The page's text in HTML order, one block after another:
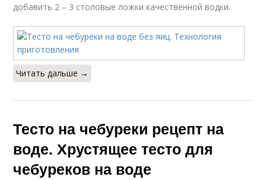
добавить 2 – 3 столовые ложки качественной водки.
Читать дальше →
Тесто на чебуреки рецепт на
воде. Хрустящее тесто для
чебуреков на воде